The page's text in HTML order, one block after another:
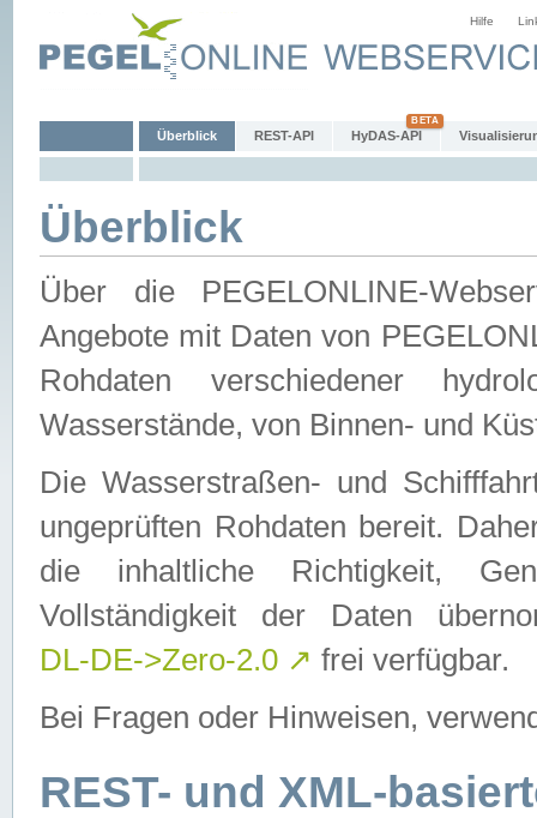
Hilfe
Überblick REST-API HyDAS-API
Überblick
Über die PEGELONLINE-
Angebote mit Daten von
Rohdaten verschiedener
Wasserstände, von Binnen- und
Die Wasserstraßen- und
ungeprüften Rohdaten bereit.
die inhaltliche Richtigkeit,
Vollständigkeit der Daten
DL-DE->Zero-2.0 ↗ frei verfügbar.
Bei Fragen oder Hinweisen,
REST- und XML-